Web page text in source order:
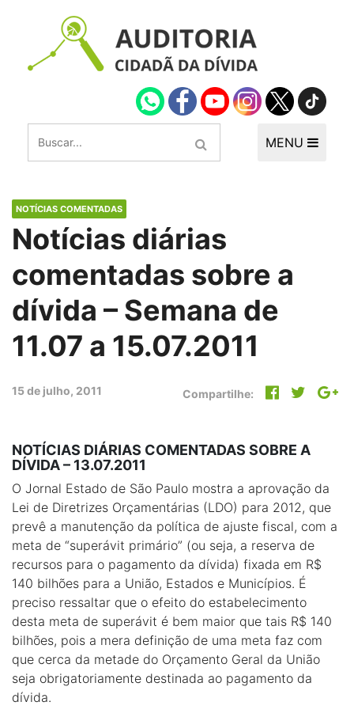
MENU
NOTÍCIAS COMENTADAS
Notícias diárias
comentadas sobre a
dívida – Semana de
11.07 a 15.07.2011
15 de julho, 2011 Compartilhe:
NOTÍCIAS DIÁRIAS COMENTADAS SOBRE A
DÍVIDA – 13.07.2011
O Jornal Estado de São Paulo mostra a aprovação da
Lei de Diretrizes Orçamentárias (LDO) para 2012, que
prevê a manutenção da política de ajuste fiscal, com a
meta de “superávit primário” (ou seja, a reserva de
recursos para o pagamento da dívida) fixada em R$
140 bilhões para a União, Estados e Municípios. É
preciso ressaltar que o efeito do estabelecimento
desta meta de superávit é bem maior que tais R$ 140
bilhões, pois a mera definição de uma meta faz com
que cerca da metade do Orçamento Geral da União
seja obrigatoriamente destinada ao pagamento da
dívida.